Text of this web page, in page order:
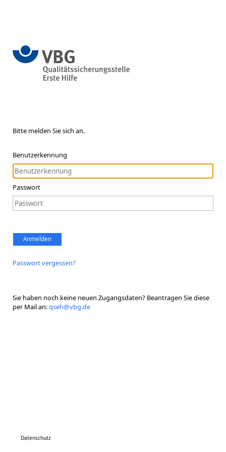
Bitte melden Sie sich an.
Benutzerkennung
Passwort
Anmelden
Passwort vergessen?
Sie haben noch keine neuen Zugangsdaten? Beantragen Sie diese
per Mail an:qseh@vbg.de
Datenschutz